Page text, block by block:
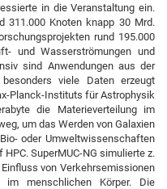
in die Veranstaltung ein.
311.000 Knoten knapp 30 Mrd.
rund 195.000
und Wasserströmungen und
sind Anwendungen aus der
viele Daten erzeugt
Planck-Instituts für Astrophysik
die Materieverteilung im
um das Werden von Galaxien
oder Umweltwissenschaften
SuperMUC-NG simulierte z.
von Verkehrsemissionen
menschlichen Körper. Die